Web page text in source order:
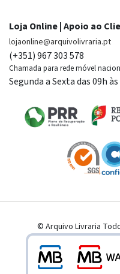
Loja Online | Apoio ao
lojaonline@arquivolivraria.pt
(+351) 967 303 578
Chamada para rede móvel
Segunda a Sexta das 09h
© Arquivo Livraria